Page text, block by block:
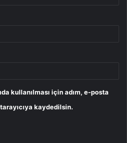
kullanılması için adım, e-posta
kaydedilsin.